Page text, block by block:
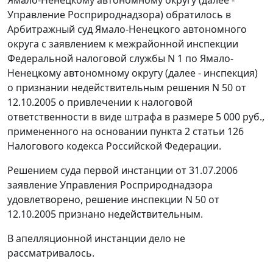
Управление Росприроднадзора) обратилось в
Арбитражный суд Ямало-Ненецкого автономного
округа с заявлением к межрайонной инспекции
Федеральной налоговой службы N 1 по Ямало-
Ненецкому автономному округу (далее - инспекция)
о признании недействительным решения N 50 от
12.10.2005 о привлечении к налоговой
ответственности в виде штрафа в размере 5 000 руб.,
примененного на основании пункта 2 статьи 126
Налогового кодекса Российской Федерации.
Решением суда первой инстанции от 31.07.2006
заявление Управления Росприроднадзора
удовлетворено, решение инспекции N 50 от
12.10.2005 признано недействительным.
В апелляционной инстанции дело не
рассматривалось.